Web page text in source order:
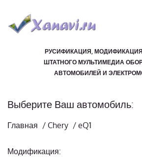
РУСИФИКАЦИЯ,
ШТАТНОГО МУЛЬТИМЕДИА
АВТОМОБИЛЕЙ И
Выберите Ваш автомобиль:
Главная / Chery / eQ1
Модификация: